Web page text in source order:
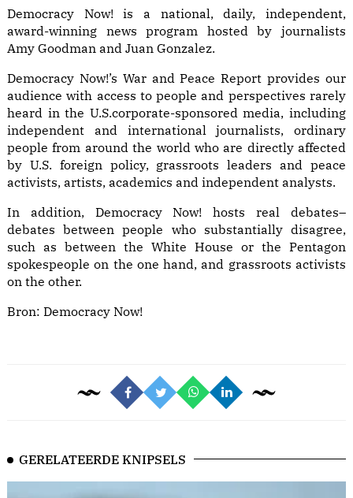
Democracy Now! is a national, daily, independent,
award-winning news program hosted by journalists
Amy Goodman and Juan Gonzalez.
Democracy Now!’s War and Peace Report provides our
audience with access to people and perspectives rarely
heard in the U.S.corporate-sponsored media, including
independent and international journalists, ordinary
people from around the world who are directly affected
by U.S. foreign policy, grassroots leaders and peace
activists, artists, academics and independent analysts.
In addition, Democracy Now! hosts real debates–
debates between people who substantially disagree,
such as between the White House or the Pentagon
spokespeople on the one hand, and grassroots activists
on the other.
Bron: Democracy Now!
GERELATEERDE KNIPSELS